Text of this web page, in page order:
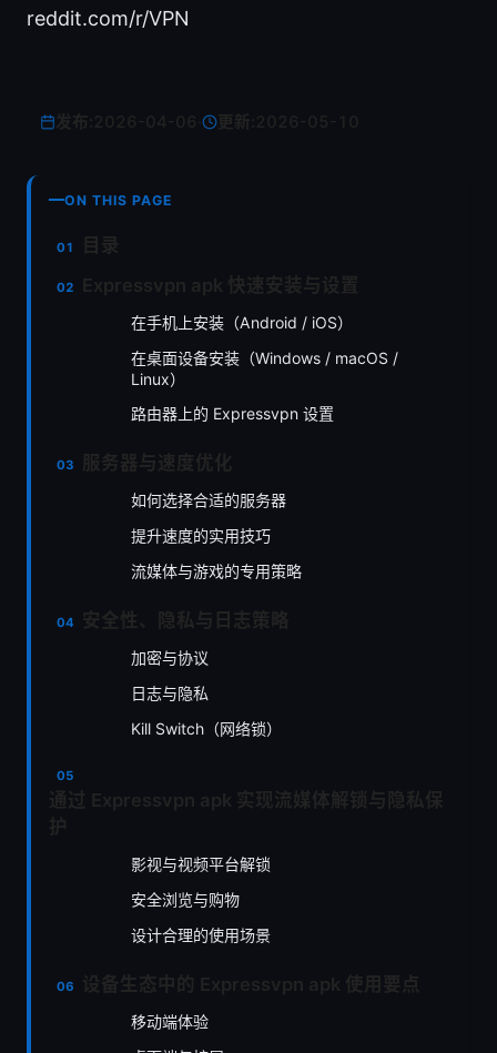
reddit.com/r/VPN
更新:
ON THIS PAGE
在手机上安装（Android / iOS）
在桌面设备安装（Windows / macOS /
Linux）
路由器上的 Expressvpn 设置
如何选择合适的服务器
提升速度的实用技巧
流媒体与游戏的专用策略
加密与协议
日志与隐私
Kill Switch（网络锁）
影视与视频平台解锁
安全浏览与购物
设计合理的使用场景
移动端体验